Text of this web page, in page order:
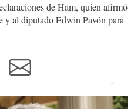
de Ham, quien afirmó
y al diputado Edwin Pavón para